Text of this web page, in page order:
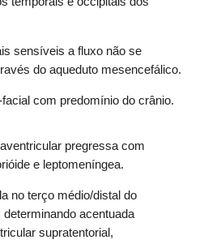
sensíveis a fluxo não se
do aqueduto mesencefálico.
com predomínio do crânio.
pregressa com
e leptomeníngea.
no terço médio/distal do
acentuada
supratentorial,